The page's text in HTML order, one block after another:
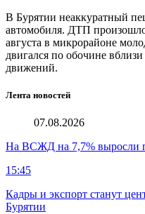
В Бурятии неаккуратный
автомобиля. ДТП
августа в микрорайоне
двигался по обочине
движений.
Лента новостей
07.08.2026
На ВСЖД на 7,7% выросли
15:45
Кадры и экспорт станут
Бурятии